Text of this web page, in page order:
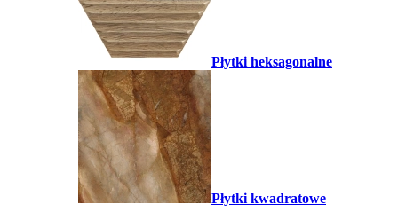
Płytki heksagonalne
Płytki kwadratowe